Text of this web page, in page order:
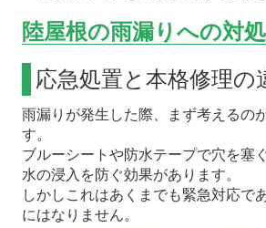
陸屋根の雨漏りへの対
応急処置と本格修理の
雨漏りが発生した際、まず考えるの
す。
ブルーシートや防水テープで穴を塞
水の浸入を防ぐ効果があります。
しかしこれはあくまでも緊急対応で
にはなりません。